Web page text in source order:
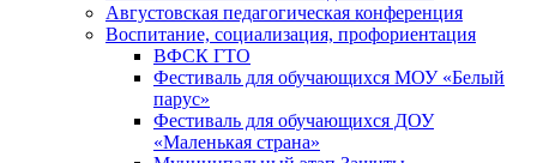
Августовская педагогическая конференция
Воспитание, социализация, профориентация
ВФСК ГТО
Фестиваль для обучающихся МОУ «Белый
парус»
Фестиваль для обучающихся ДОУ
«Маленькая страна»